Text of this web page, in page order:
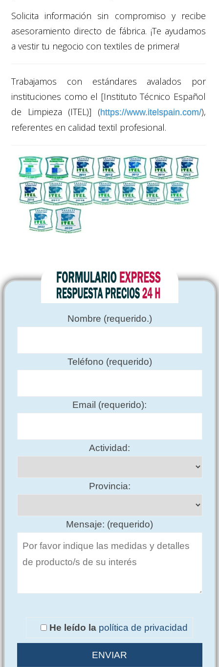
Solicita información sin compromiso y recibe
asesoramiento directo de fábrica. ¡Te ayudamos
a vestir tu negocio con textiles de primera!
Trabajamos con estándares avalados por
instituciones como el [Instituto Técnico Español
de Limpieza (ITEL)] (https://www.itelspain.com/),
referentes en calidad textil profesional.
Nombre (requerido.)
Teléfono (requerido)
Email (requerido):
Actividad:
Provincia:
Mensaje: (requerido)
He leído la política de privacidad